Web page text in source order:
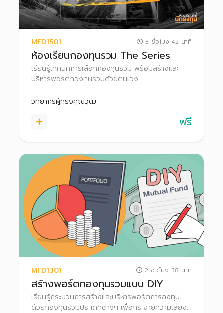
MFD1501 3 ชั่วโมง 42 นาที
ห้องเรียนกองทุนรวม The Series
เรียนรู้เทคนิคการเลือกกองทุนรวม พร้อมสร้างและ
บริหารพอร์ตกองทุนรวมด้วยตนเอง
วิทยากรผู้ทรงคุณวุฒิ
ฟรี
MFD1301 2 ชั่วโมง 38 นาที
สร้างพอร์ตกองทุนรวมแบบ DIY
เรียนรู้กระบวนการสร้างและบริหารพอร์ตการลงทุน
ด้วยกองทุนรวมประเภทต่างๆ เพื่อกระจายความเสี่ยง